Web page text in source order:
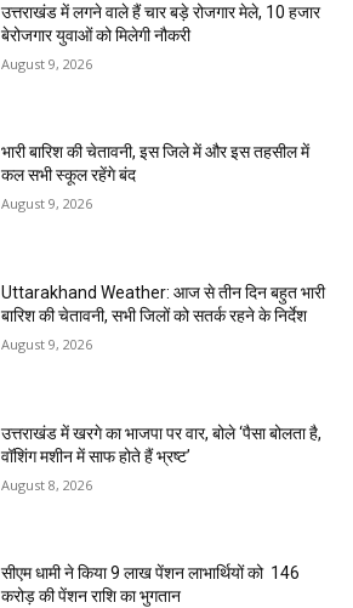
उत्तराखंड में लगने वाले हैं चार बड़े रोजगार मेले, 10 हजार
बेरोजगार युवाओं को मिलेगी नौकरी
August 9, 2026
भारी बारिश की चेतावनी, इस जिले में और इस तहसील में
कल सभी स्कूल रहेंगे बंद
August 9, 2026
Uttarakhand Weather: आज से तीन दिन बहुत भारी
बारिश की चेतावनी, सभी जिलों को सतर्क रहने के निर्देश
August 9, 2026
उत्तराखंड में खरगे का भाजपा पर वार, बोले ‘पैसा बोलता है,
वॉशिंग मशीन में साफ होते हैं भ्रष्ट’
August 8, 2026
सीएम धामी ने किया 9 लाख पेंशन लाभार्थियों को ₹ 146
करोड़ की पेंशन राशि का भुगतान